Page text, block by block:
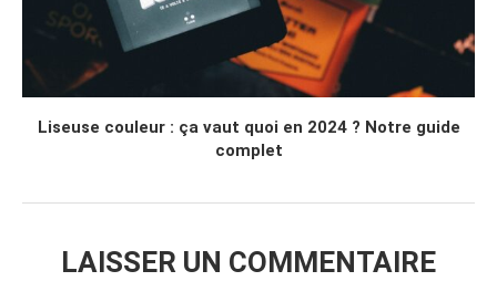
Liseuse couleur : ça vaut quoi en 2024 ? Notre guide
complet
LAISSER UN COMMENTAIRE